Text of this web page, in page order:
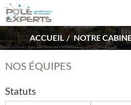
ACCUEIL
NOTRE
NOS ÉQUIPES
Statuts